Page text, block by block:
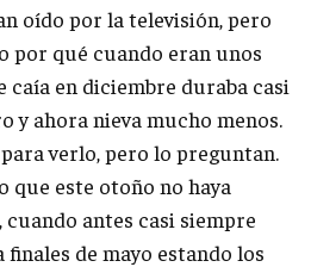
oído por la televisión, pero
por qué cuando eran unos
caía en diciembre duraba casi
y ahora nieva mucho menos.
verlo, pero lo preguntan.
que este otoño no haya
antes casi siempre
finales de mayo estando los